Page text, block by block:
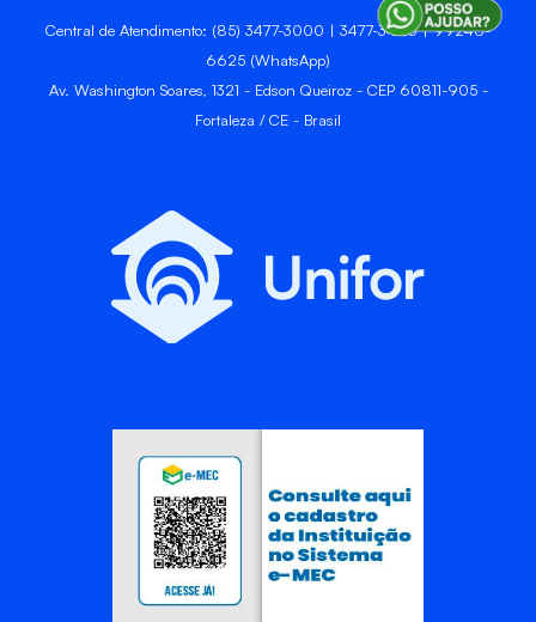
Central de Atendimento: (85) 3477-3000 | 3477-3400 | 99246-
6625 (WhatsApp)
Av. Washington Soares, 1321 - Edson Queiroz - CEP 60811-905 -
Fortaleza / CE - Brasil